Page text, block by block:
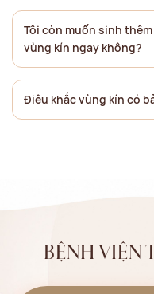
Tôi còn muốn sinh
vùng kín ngay không?
Điêu khắc vùng kín có
BỆNH VIỆN